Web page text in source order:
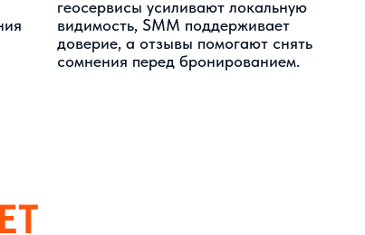
клики без